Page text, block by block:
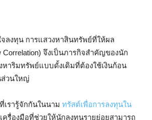
ลงทุน การแสวงหาสินทรัพย์ที่ให้ผล
จึงเป็นภารกิจสำคัญของนัก
าริมทรัพย์แบบดั้งเดิมที่ต้องใช้เงินก้อน
วนใหญ่
เรารู้จักกันในนาม ทรัสต์เพื่อการลงทุนใน
รื่องมือที่ช่วยให้นักลงทุนรายย่อยสามารถ